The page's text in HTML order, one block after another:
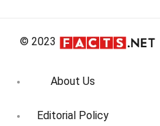
© 2023
About Us
Editorial Policy